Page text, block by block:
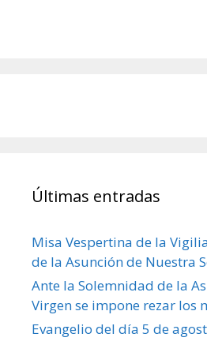
Últimas entradas
Misa Vespertina de la
de la Asunción de Nuestra
Ante la Solemnidad de la
Virgen se impone rezar los
Evangelio del día 5 de